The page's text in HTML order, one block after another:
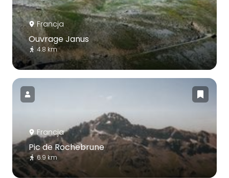
Francja
Ouvrage Janus
4.8 km
Francja
Pic de Rochebrune
6.9 km